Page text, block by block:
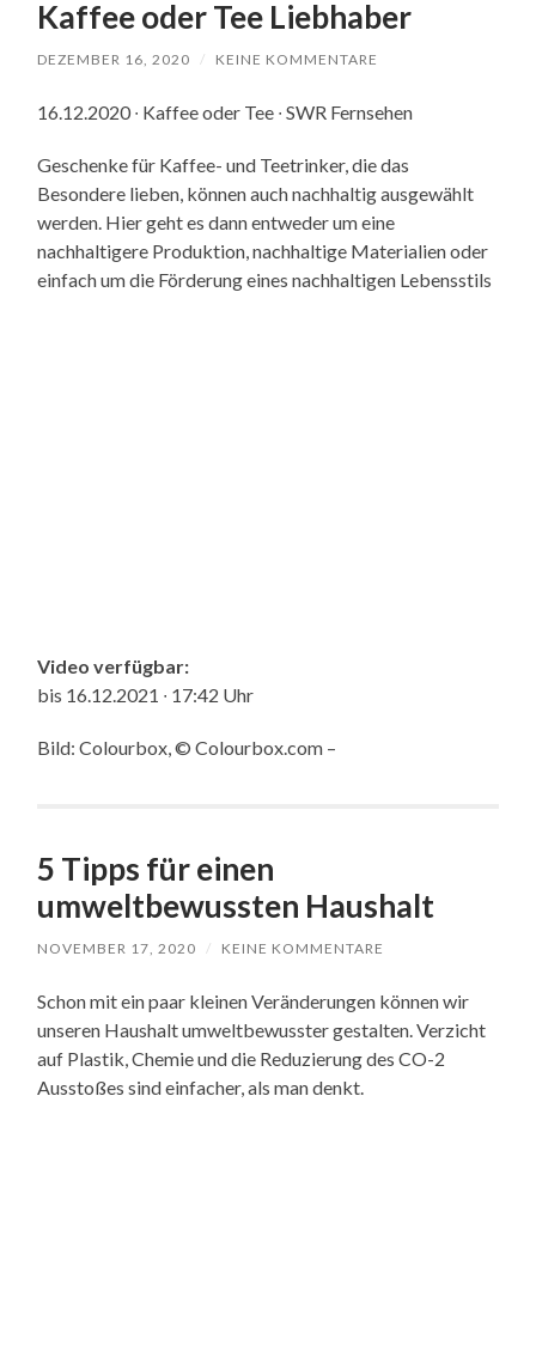
Kaffee oder Tee Liebhaber
DEZEMBER 16, 2020 / KEINE KOMMENTARE
16.12.2020 ∙ Kaffee oder Tee ∙ SWR Fernsehen
Geschenke für Kaffee- und Teetrinker, die das
Besondere lieben, können auch nachhaltig ausgewählt
werden. Hier geht es dann entweder um eine
nachhaltigere Produktion, nachhaltige Materialien oder
einfach um die Förderung eines nachhaltigen Lebensstils
Video verfügbar:
bis 16.12.2021 ∙ 17:42 Uhr
Bild: Colourbox, © Colourbox.com –
5 Tipps für einen
umweltbewussten Haushalt
NOVEMBER 17, 2020 / KEINE KOMMENTARE
Schon mit ein paar kleinen Veränderungen können wir
unseren Haushalt umweltbewusster gestalten. Verzicht
auf Plastik, Chemie und die Reduzierung des CO-2
Ausstoßes sind einfacher, als man denkt.